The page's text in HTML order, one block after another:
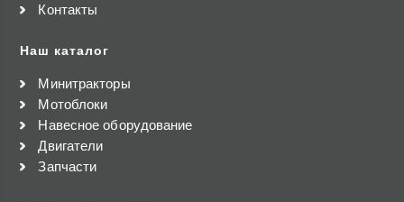
Контакты
Наш каталог
Минитракторы
Мотоблоки
Навесное оборудование
Двигатели
Запчасти